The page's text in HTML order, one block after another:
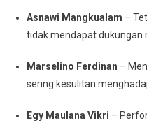
Asnawi Mangkualam –
tidak mendapat dukungan
Marselino Ferdinan –
sering kesulitan
Egy Maulana Vikri –